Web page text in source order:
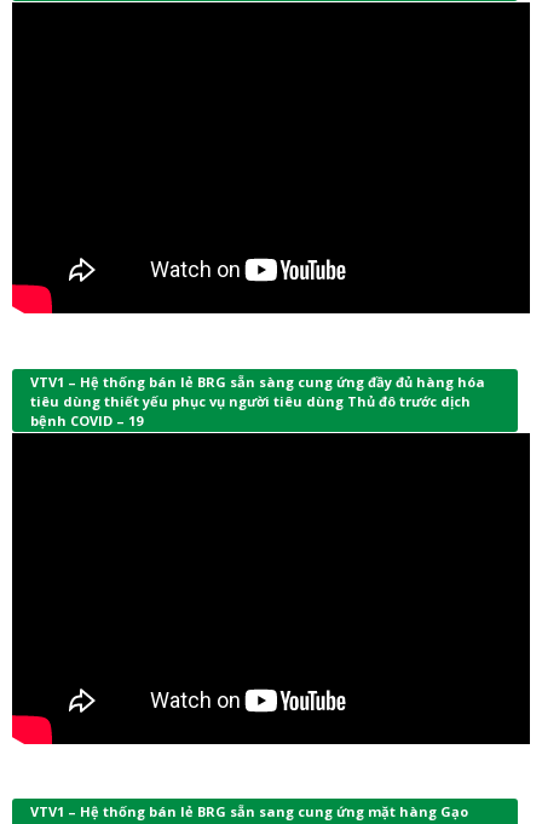
VTV1 – Hệ thống bán lẻ BRG sẵn sàng cung ứng đầy đủ hàng hóa
tiêu dùng thiết yếu phục vụ người tiêu dùng Thủ đô trước dịch
bệnh COVID – 19
VTV1 – Hệ thống bán lẻ BRG sẵn sang cung ứng mặt hàng Gạo